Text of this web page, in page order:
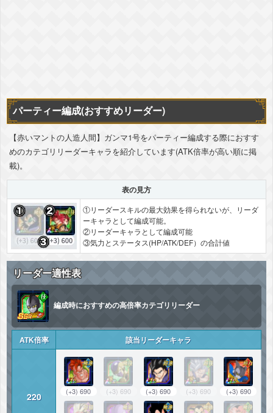
パーティー編成(おすすめリーダー)
【赤いマントの人造人間】ガンマ1号をパーティー編成する際におすす
めのカテゴリリーダーキャラを紹介しています(ATK倍率が高い順に掲
載)。
表の見方
①リーダースキルの最大効果を得られないが、リーダ
ーキャラとして編成可能。
②リーダーキャラとして編成可能
③気力とステータス(HP/ATK/DEF）の合計値
リーダー適性表
編成時におすすめの高倍率カテゴリリーダー
ATK倍率 該当リーダーキャラ
220 (+3) 690 (+3) 690 (+3) 690 (+3) 690 (+3) 690